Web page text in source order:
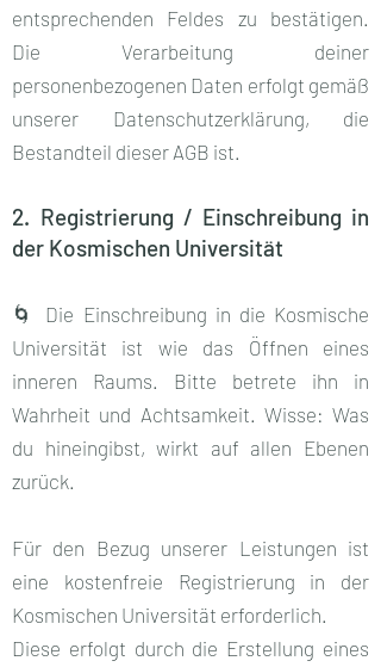
entsprechenden Feldes zu bestätigen.
Die Verarbeitung deiner
personenbezogenen Daten erfolgt gemäß
unserer Datenschutzerklärung, die
Bestandteil dieser AGB ist.
2. Registrierung / Einschreibung in
der Kosmischen Universität
🌀 Die Einschreibung in die Kosmische
Universität ist wie das Öffnen eines
inneren Raums. Bitte betrete ihn in
Wahrheit und Achtsamkeit. Wisse: Was
du hineingibst, wirkt auf allen Ebenen
zurück.
Für den Bezug unserer Leistungen ist
eine kostenfreie Registrierung in der
Kosmischen Universität erforderlich.
Diese erfolgt durch die Erstellung eines